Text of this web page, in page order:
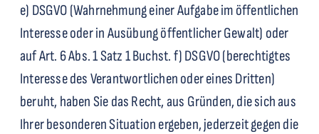
e) DSGVO (Wahrnehmung einer Aufgabe im öffentlichen
Interesse oder in Ausübung öffentlicher Gewalt) oder
auf Art. 6 Abs. 1 Satz 1 Buchst. f) DSGVO (berechtigtes
Interesse des Verantwortlichen oder eines Dritten)
beruht, haben Sie das Recht, aus Gründen, die sich aus
Ihrer besonderen Situation ergeben, jederzeit gegen die